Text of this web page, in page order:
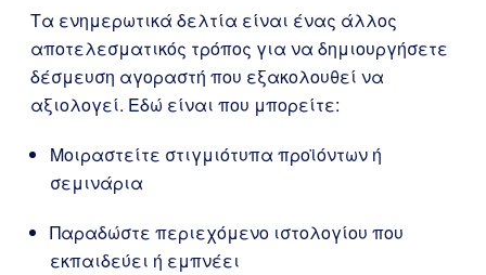
Τα ενημερωτικά δελτία είναι ένας άλλος
αποτελεσματικός τρόπος για να δημιουργήσετε
δέσμευση αγοραστή που εξακολουθεί να
αξιολογεί. Εδώ είναι που μπορείτε:
Μοιραστείτε στιγμιότυπα προϊόντων ή
σεμινάρια
Παραδώστε περιεχόμενο ιστολογίου που
εκπαιδεύει ή εμπνέει